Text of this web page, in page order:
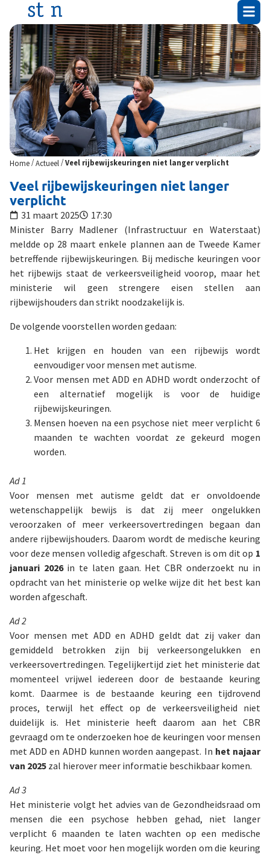
Home/Actueel /Veel rijbewijskeuringen niet langer verplicht
Veel rijbewijskeuringen niet langer
verplicht
31 maart 2025
17:30
Minister Barry Madlener (Infrastructuur en Waterstaat)
meldde op 28 maart enkele plannen aan de Tweede Kamer
betreffende rijbewijskeuringen. Bij medische keuringen voor
het rijbewijs staat de verkeersveiligheid voorop, maar het
ministerie wil geen strengere eisen stellen aan
rijbewijshouders dan strikt noodzakelijk is.
De volgende voorstellen worden gedaan:
Het krijgen en houden van een rijbewijs wordt
eenvoudiger voor mensen met autisme.
Voor mensen met ADD en ADHD wordt onderzocht of
een alternatief mogelijk is voor de huidige
rijbewijskeuringen.
Mensen hoeven na een psychose niet meer verplicht 6
maanden te wachten voordat ze gekeurd mogen
worden.
Ad 1
Voor mensen met autisme geldt dat er onvoldoende
wetenschappelijk bewijs is dat zij meer ongelukken
veroorzaken of meer verkeersovertredingen begaan dan
andere rijbewijshouders. Daarom wordt de medische keuring
voor deze mensen volledig afgeschaft. Streven is om dit op 1
januari 2026in te laten gaan. Het CBR onderzoekt nu in
opdracht van het ministerie op welke wijze dit het best kan
worden afgeschaft.
Ad 2
Voor mensen met ADD en ADHD geldt dat zij vaker dan
gemiddeld betrokken zijn bij verkeersongelukken en
verkeersovertredingen. Tegelijkertijd ziet het ministerie dat
momenteel vrijwel iedereen door de bestaande keuring
komt. Daarmee is de bestaande keuring een tijdrovend
proces, terwijl het effect op de verkeersveiligheid niet
duidelijk is. Het ministerie heeft daarom aan het CBR
gevraagd om te onderzoeken hoe de keuringen voor mensen
met ADD en ADHD kunnen worden aangepast. In het najaar
van 2025 zal hierover meer informatie beschikbaar komen.
Ad 3
Het ministerie volgt het advies van de Gezondheidsraad om
mensen die een psychose hebben gehad, niet langer
verplicht 6 maanden te laten wachten op een medische
keuring. Het moet voor hen mogelijk worden om die keuring